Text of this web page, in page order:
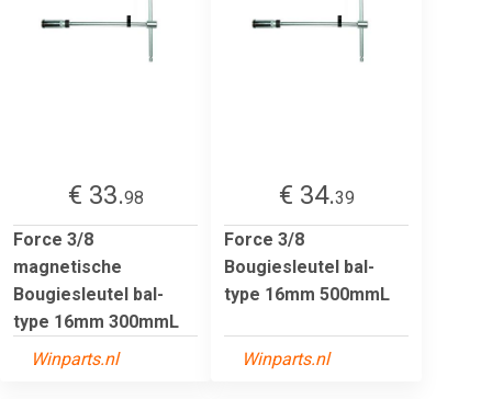
€ 33.98
Force 3/8
magnetische
Bougiesleutel bal-
type 16mm 300mmL
Winparts.nl
€ 34.39
Force 3/8
Bougiesleutel bal-
type 16mm 500mmL
Winparts.nl